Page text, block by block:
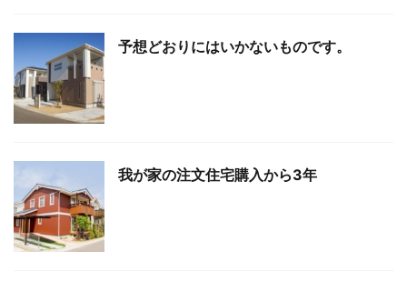
予想どおりにはいかないものです。
我が家の注文住宅購入から3年